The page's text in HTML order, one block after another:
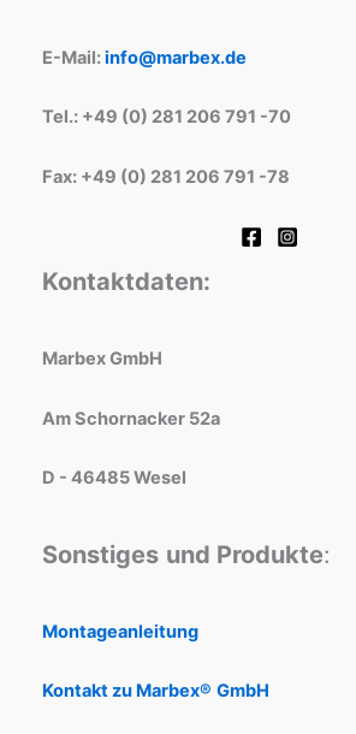
E-Mail:info@marbex.de
Tel.: +49 (0) 281 206 791 -70
Fax: +49 (0) 281 206 791 -78
Kontaktdaten:
Marbex GmbH
Am Schornacker 52a
D - 46485 Wesel
Sonstiges und Produkte:
Montageanleitung
Kontakt zu Marbex® GmbH